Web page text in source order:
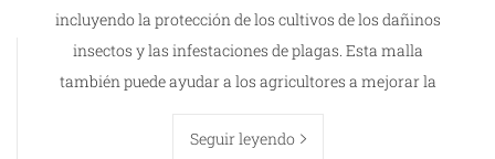
incluyendo la protección de los cultivos de los dañinos
insectos y las infestaciones de plagas. Esta malla
también puede ayudar a los agricultores a mejorar la
Seguir leyendo